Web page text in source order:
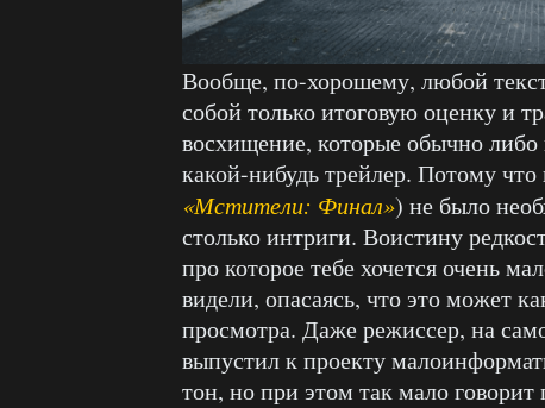
Вообще, по-хорошему, любой
собой только итоговую оценку и
восхищение, которые обычно
какой-нибудь трейлер. Потому
«Мстители: Финал») не было
столько интриги. Воистину
про которое тебе хочется очень
видели, опасаясь, что это может
просмотра. Даже режиссер, на
выпустил к проекту
тон, но при этом так мало